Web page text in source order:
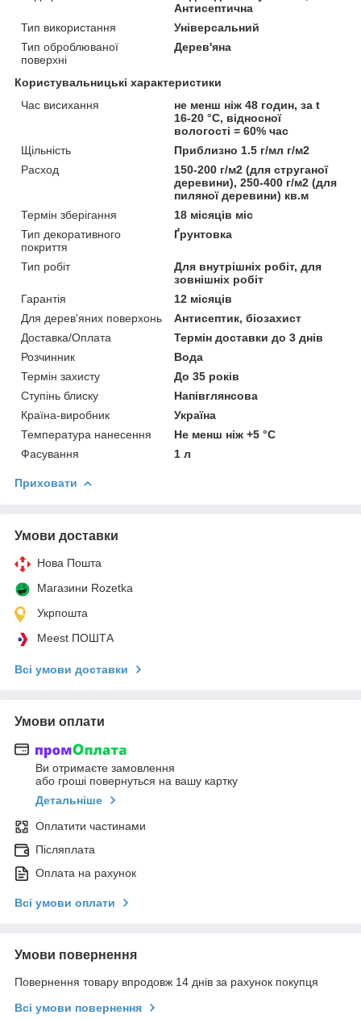
Антисептична
Тип використання
Універсальний
Тип оброблюваної
поверхні
Дерев'яна
Користувальницькі характеристики
Час висихання
не менш ніж 48 годин, за t
16-20 °C, відносної
вологості = 60% час
Щільність
Приблизно 1.5 г/мл г/м2
Расход
150-200 г/м2 (для струганої
деревини), 250-400 г/м2 (для
пиляної деревини) кв.м
Термін зберігання
18 місяців міс
Тип декоративного
покриття
Ґрунтовка
Тип робіт
Для внутрішніх робіт, для
зовнішніх робіт
Гарантія
12 місяців
Для дерев'яних поверхонь
Антисептик, біозахист
Доставка/Оплата
Термін доставки до 3 днів
Розчинник
Вода
Термін захисту
До 35 років
Ступінь блиску
Напівглянсова
Країна-виробник
Україна
Температура нанесення
Не менш ніж +5 °C
Фасування
1 л
Приховати
Умови доставки
Нова Пошта
Магазини Rozetka
Укрпошта
Meest ПОШТА
Всі умови доставки
Умови оплати
Ви отримаєте замовлення
або гроші повернуться на вашу картку
Детальніше
Оплатити частинами
Післяплата
Оплата на рахунок
Всі умови оплати
Умови повернення
Повернення товару впродовж 14 днів за рахунок покупця
Всі умови повернення